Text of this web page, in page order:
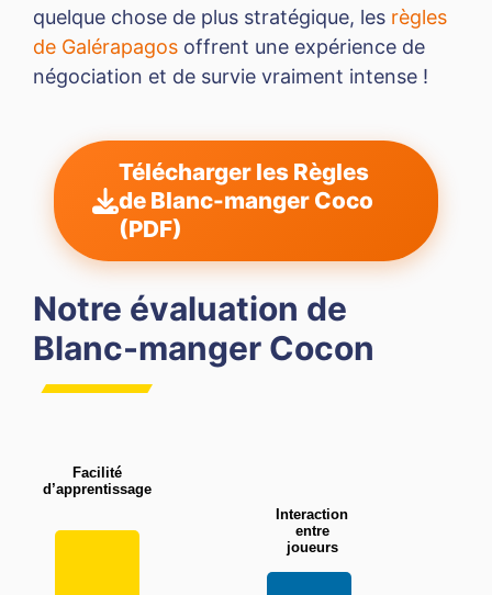
quelque chose de plus stratégique, les règles
de Galérapagos offrent une expérience de
négociation et de survie vraiment intense !
Télécharger les Règles
de Blanc-manger Coco
(PDF)
Notre évaluation de
Blanc-manger Cocon
Facilité
d’apprentissage
Interaction
entre
joueurs